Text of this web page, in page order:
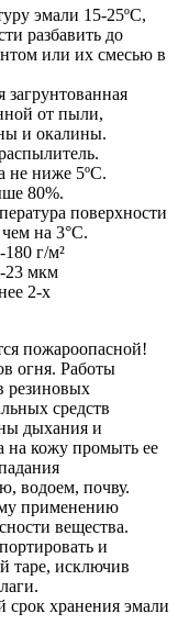
эмали 15-25ºС,
разбавить до
или их смесью в
от пыли,
и окалины.
не ниже 5ºС.
80%.
поверхности
на 3°С.
г/м²
23 мкм
2-х
пожароопасной!
огня. Работы
резиновых
средств
дыхания и
на кожу промыть ее
водоем, почву.
применению
вещества.
и
таре, исключив
срок хранения эмали